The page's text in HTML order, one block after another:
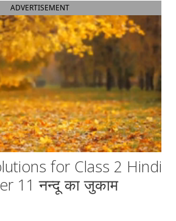
ADVERTISEMENT
for Class 2 Hindi
11 नन्दू का जुकाम